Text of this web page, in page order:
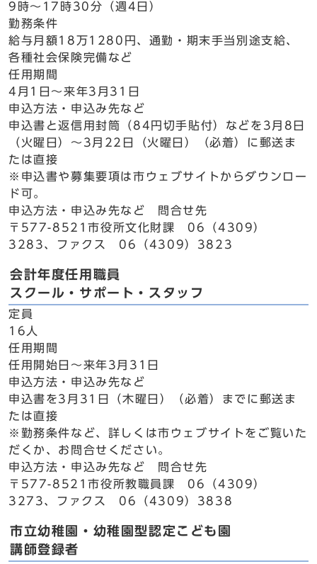
9時～17時30分（週4日）
勤務条件
給与月額18万1280円、通勤・期末手当別途支給、
各種社会保険完備など
任用期間
4月1日～来年3月31日
申込方法・申込み先など
申込書と返信用封筒（84円切手貼付）などを3月8日
（火曜日）～3月22日（火曜日）（必着）に郵送ま
たは直接
※申込書や募集要項は市ウェブサイトからダウンロー
ド可。
申込方法・申込み先など 問合せ先
〒577-8521市役所文化財課 06（4309）
3283、ファクス 06（4309）3823
会計年度任用職員
スクール・サポート・スタッフ
定員
16人
任用期間
任用開始日～来年3月31日
申込方法・申込み先など
申込書を3月31日（木曜日）（必着）までに郵送ま
たは直接
※勤務条件など、詳しくは市ウェブサイトをご覧いた
だくか、お問合せください。
申込方法・申込み先など 問合せ先
〒577-8521市役所教職員課 06（4309）
3273、ファクス 06（4309）3838
市立幼稚園・幼稚園型認定こども園
講師登録者